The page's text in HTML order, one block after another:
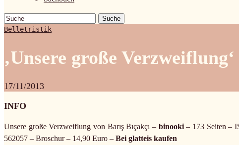
Suche
Belletristik
‚Unsere große Verzweiflung‘
17/11/2013
INFO
Unsere große Verzweiflung von Barış Bıçakçı – binooki– 173 Seiten –
562057 – Broschur – 14,90 Euro – Bei glatteis kaufen